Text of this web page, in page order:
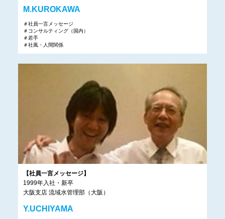
M.KUROKAWA
＃社員一言メッセージ
＃コンサルティング（国内）
＃若手
＃社風・人間関係
【社員一言メッセージ】
1999年入社・新卒
大阪支店 流域水管理部（大阪）
Y.UCHIYAMA